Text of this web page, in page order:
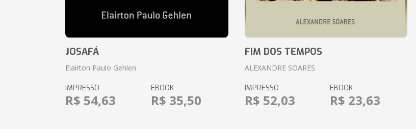
JOSAFÁ
Elairton Paulo Gehlen
IMPRESSO
R$ 54,63
EBOOK
R$ 35,50
FIM DOS TEMPOS
ALEXANDRE SOARES
IMPRESSO
R$ 52,03
EBOOK
R$ 23,63